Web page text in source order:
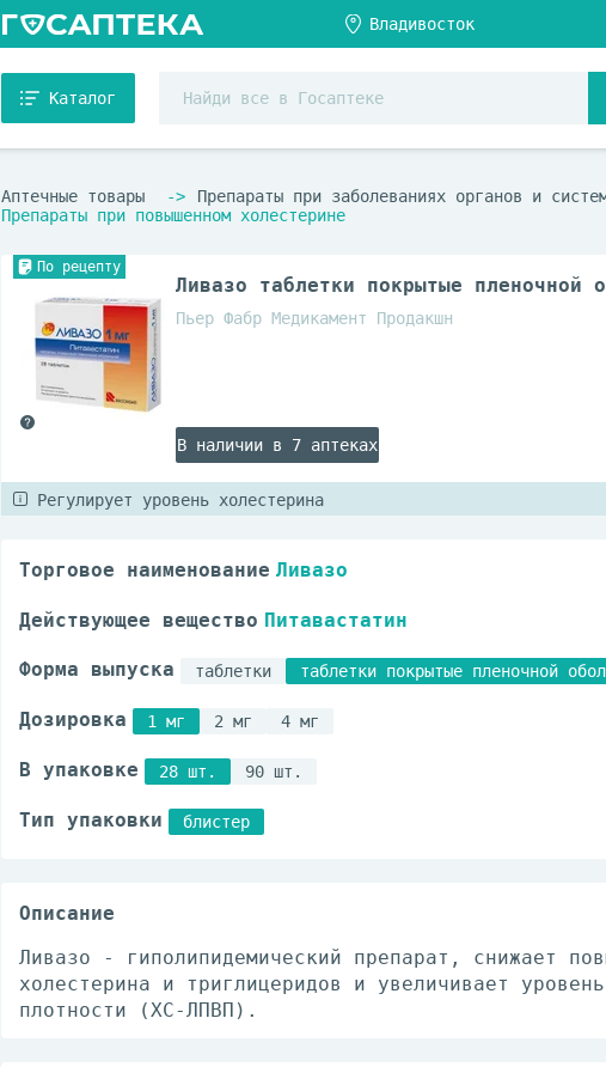
Каталог
Аптечные товары Препараты при заболеваниях органов и
Препараты при повышенном холестерине
По рецепту
Ливазо таблетки покрытые пленочной
Пьер Фабр Медикамент Продакшн
В наличии в 7 аптеках
Регулирует уровень холестерина
Торговое наименование Ливазо
Действующее вещество Питавастатин
Форма выпуска таблетки таблетки покрытые пленочной
Дозировка 1 мг 2 мг 4 мг
В упаковке 28 шт. 90 шт.
Тип упаковки блистер
Описание
Ливазо - гиполипидемический препарат, снижает
холестерина и триглицеридов и увеличивает
плотности (ХС-ЛПВП).